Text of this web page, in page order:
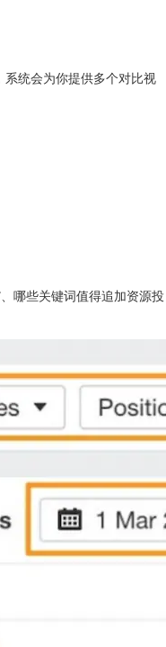
统会为你提供多个对比视
哪些关键词值得追加资源投